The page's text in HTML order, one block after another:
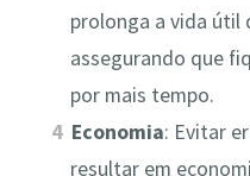
prolonga a vida útil
assegurando que
por mais tempo.
Economia: Evitar
resultar em